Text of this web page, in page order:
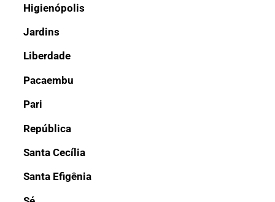
Higienópolis
Jardins
Liberdade
Pacaembu
Pari
República
Santa Cecília
Santa Efigênia